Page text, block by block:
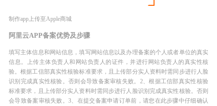
制作app上传至Apple商城
阿里云APP备案优势及步骤
填写主体信息和网站信息，填写网站信息以及办理备案的个人或者单位的真实
信息。上传主体负责人和网站负责人的证件，并进行网站负责人的真实性核
验。根据工信部真实性核验标准要求，且上传部分实人资料时需同步进行人脸
识别完成真实性核验。否则会导致备案审核失败。2、根据工信部真实性核验
标准要求，且上传部分实人资料时需同步进行人脸识别完成真实性核验。否则
会导致备案审核失败。3、在提交备案申请订单前，请您在此步骤中仔细确认